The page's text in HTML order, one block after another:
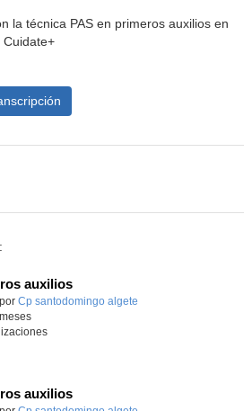
la técnica PAS en primeros auxilios en
Cuidate+
auxilios
educativo.
Cp santodomingo algete
auxilios